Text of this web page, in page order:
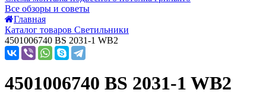
Все обзоры и советы
Главная
Каталог товаров Светильники
4501006740 BS 2031-1 WB2
4501006740 BS 2031-1 WB2